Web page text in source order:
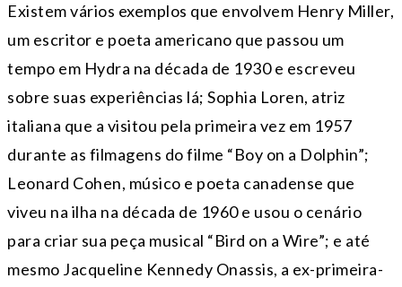
Existem vários exemplos que envolvem Henry Miller,
um escritor e poeta americano que passou um
tempo em Hydra na década de 1930 e escreveu
sobre suas experiências lá; Sophia Loren, atriz
italiana que a visitou pela primeira vez em 1957
durante as filmagens do filme “Boy on a Dolphin”;
Leonard Cohen, músico e poeta canadense que
viveu na ilha na década de 1960 e usou o cenário
para criar sua peça musical “Bird on a Wire”; e até
mesmo Jacqueline Kennedy Onassis, a ex-primeira-